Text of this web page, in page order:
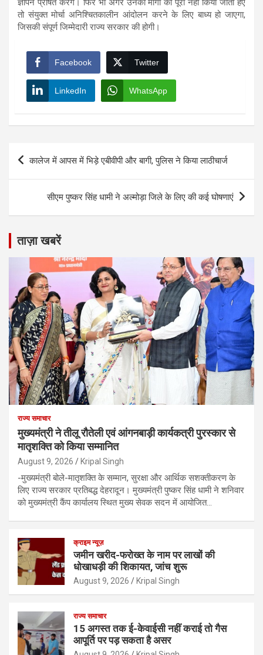
ज्ञापन प्रेषित करेंगे। फिर भी अगर उनकी मांगों को पूरा नहीं किया जाता हैए
तो संयुक्त मोर्चा अनिश्चितकालीन आंदोलन करने के लिए बाध्य हो जाएगा,
जिसकी संपूर्ण जिम्मेदारी राज्य सरकार की होगी।
Facebook Twitter
LinkedIn WhatsApp
Post
कालेज में आपस में भिड़े एबीवीपी और बागी, पुलिस ने किया लाठीचार्ज
सीएम पुष्कर सिंह धामी ने अल्मोड़ा जिले के लिए की कई घोषणाएं
ताज़ा खबरें
राज्य समाचार
मुख्यमंत्री ने तीलू रौतेली एवं आंगनबाड़ी कार्यकत्री पुरस्कार से
मातृशक्ति को किया सम्मानित
August 9, 2026 Kripal Singh
-मुख्यमंत्री बोले-मातृशक्ति के सम्मान, सुरक्षा और आर्थिक सशक्तीकरण के
लिए राज्य सरकार प्रतिबद्ध देहरादून। मुख्यमंत्री पुष्कर सिंह धामी ने शनिवार
को मुख्यमंत्री कैंप कार्यालय स्थित मुख्य सेवक सदन में आयोजित…
क्राइम न्यूज़
जमीन खरीद-फरोख्त के नाम पर लाखों की
धोखाधड़ी की शिकायत, जांच शुरू
August 9, 2026 Kripal Singh
राज्य समाचार
15 अगस्त तक ई-केवाईसी नहीं कराई तो गैस
आपूर्ति पर पड़ सकता है असर